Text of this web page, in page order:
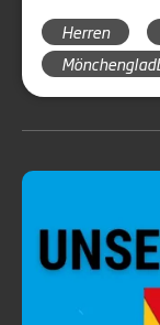
HONAMAS.
Herren